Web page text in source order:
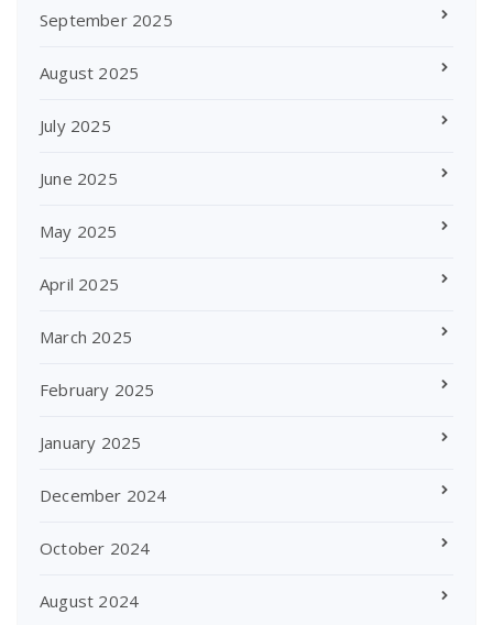
September 2025
August 2025
July 2025
June 2025
May 2025
April 2025
March 2025
February 2025
January 2025
December 2024
October 2024
August 2024